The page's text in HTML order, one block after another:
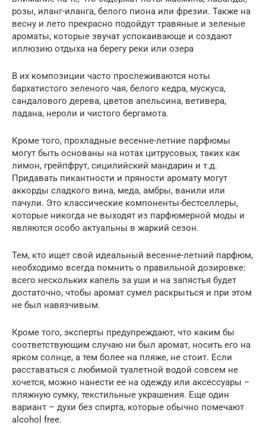
розы, иланг-иланга, белого пиона или фрезии. Также на
весну и лето прекрасно подойдут травяные и зеленые
ароматы, которые звучат успокаивающе и создают
иллюзию отдыха на берегу реки или озера
В их композиции часто прослеживаются ноты
бархатистого зеленого чая, белого кедра, мускуса,
сандалового дерева, цветов апельсина, ветивера,
ладана, нероли и чистого бергамота.
Кроме того, прохладные весенне-летние парфюмы
могут быть основаны на нотах цитрусовых, таких как
лимон, грейпфрут, сицилийский мандарин и т.д.
Придавать пикантности и пряности аромату могут
аккорды сладкого вина, меда, амбры, ванили или
пачули. Это классические компоненты-бестселлеры,
которые никогда не выходят из парфюмерной моды и
являются особо актуальны в жаркий сезон.
Тем, кто ищет свой идеальный весенне-летний парфюм,
необходимо всегда помнить о правильной дозировке:
всего нескольких капель за уши и на запястья будет
достаточно, чтобы аромат сумел раскрыться и при этом
не был навязчивым.
Кроме того, эксперты предупреждают, что каким бы
соответствующим случаю ни был аромат, носить его на
ярком солнце, а тем более на пляже, не стоит. Если
расставаться с любимой туалетной водой совсем не
хочется, можно нанести ее на одежду или аксессуары –
пляжную сумку, текстильные украшения. Еще один
вариант – духи без спирта, которые обычно помечают
alcohol free.